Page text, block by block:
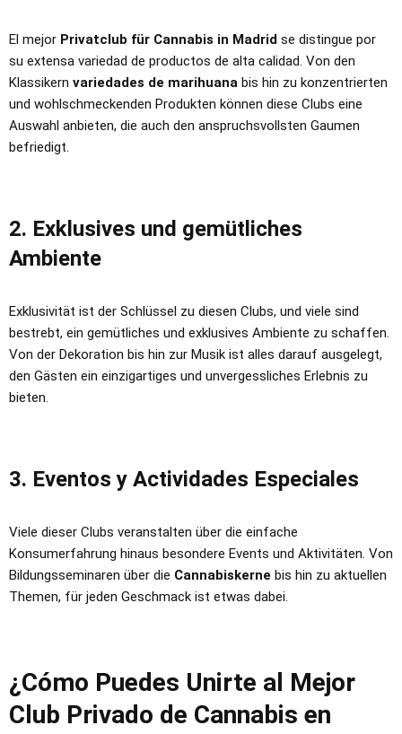
El mejor Privatclub für Cannabis in Madrid se distingue por
su extensa variedad de productos de alta calidad. Von den
Klassikern variedades de marihuana bis hin zu konzentrierten
und wohlschmeckenden Produkten können diese Clubs eine
Auswahl anbieten, die auch den anspruchsvollsten Gaumen
befriedigt.
2. Exklusives und gemütliches
Ambiente
Exklusivität ist der Schlüssel zu diesen Clubs, und viele sind
bestrebt, ein gemütliches und exklusives Ambiente zu schaffen.
Von der Dekoration bis hin zur Musik ist alles darauf ausgelegt,
den Gästen ein einzigartiges und unvergessliches Erlebnis zu
bieten.
3. Eventos y Actividades Especiales
Viele dieser Clubs veranstalten über die einfache
Konsumerfahrung hinaus besondere Events und Aktivitäten. Von
Bildungsseminaren über die Cannabiskerne bis hin zu aktuellen
Themen, für jeden Geschmack ist etwas dabei.
¿Cómo Puedes Unirte al Mejor
Club Privado de Cannabis en